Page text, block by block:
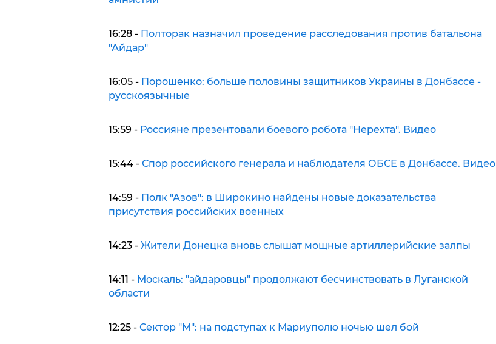
16:28 - Полторак назначил проведение расследования против батальона
"Айдар"
16:05 - Порошенко: больше половины защитников Украины в Донбассе -
русскоязычные
15:59 - Россияне презентовали боевого робота "Нерехта". Видео
15:44 - Спор российского генерала и наблюдателя ОБСЕ в Донбассе. Видео
14:59 - Полк "Азов": в Широкино найдены новые доказательства
присутствия российских военных
14:23 - Жители Донецка вновь слышат мощные артиллерийские залпы
14:11 - Москаль: "айдаровцы" продолжают бесчинствовать в Луганской
области
12:25 - Сектор "М": на подступах к Мариуполю ночью шел бой